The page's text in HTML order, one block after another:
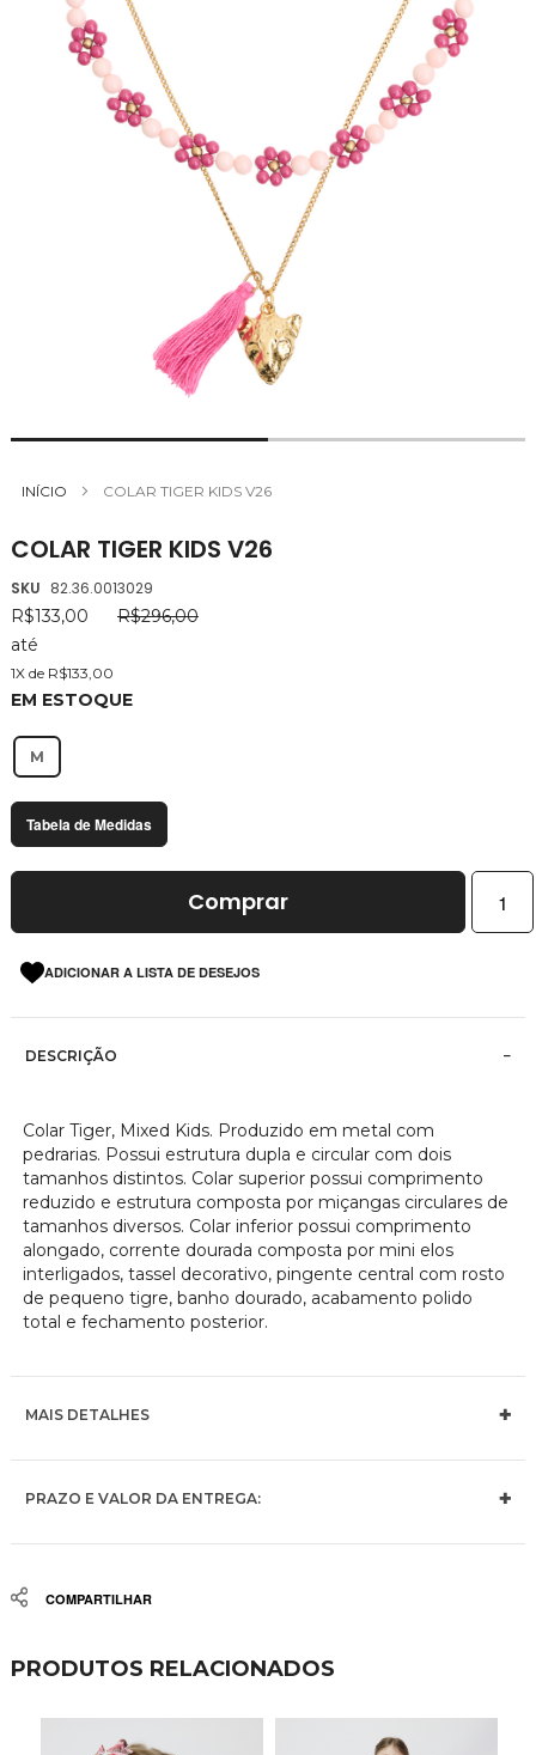
INÍCIO COLAR TIGER KIDS V26
COLAR TIGER KIDS V26
SKU 82.36.0013029
R$133,00
R$296,00
até
1X de R$133,00
EM ESTOQUE
M
Tabela de Medidas
Comprar
ADICIONAR A LISTA DE DESEJOS
DESCRIÇÃO
Colar Tiger, Mixed Kids. Produzido em metal com
pedrarias. Possui estrutura dupla e circular com dois
tamanhos distintos. Colar superior possui comprimento
reduzido e estrutura composta por miçangas circulares de
tamanhos diversos. Colar inferior possui comprimento
alongado, corrente dourada composta por mini elos
interligados, tassel decorativo, pingente central com rosto
de pequeno tigre, banho dourado, acabamento polido
total e fechamento posterior.
MAIS DETALHES
PRAZO E VALOR DA ENTREGA:
Share
para
da
Galeria
de
imagens
PRODUTOS RELACIONADOS